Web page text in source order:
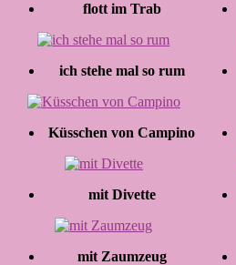
flott im Trab
ich stehe mal so rum
Küsschen von Campino
mit Divette
mit Zaumzeug